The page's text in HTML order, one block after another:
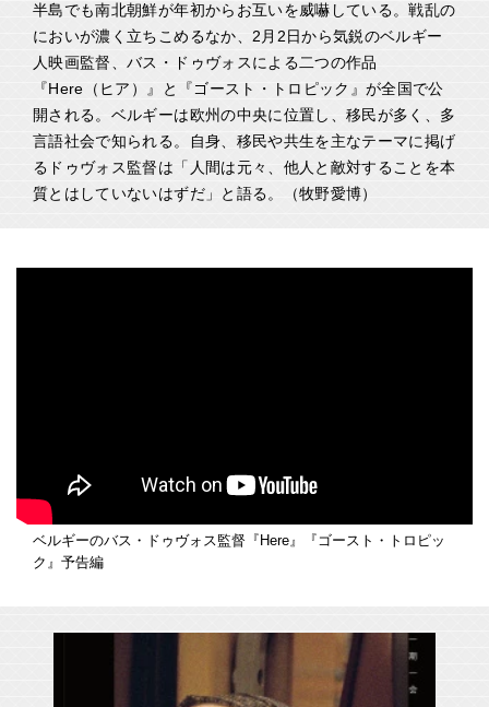
半島でも南北朝鮮が年初からお互いを威嚇している。戦乱の
においが濃く立ちこめるなか、2月2日から気鋭のベルギー
人映画監督、バス・ドゥヴォスによる二つの作品
『Here（ヒア）』と『ゴースト・トロピック』が全国で公
開される。ベルギーは欧州の中央に位置し、移民が多く、多
言語社会で知られる。自身、移民や共生を主なテーマに掲げ
るドゥヴォス監督は「人間は元々、他人と敵対することを本
質とはしていないはずだ」と語る。（牧野愛博）
ベルギーのバス・ドゥヴォス監督『Here』『ゴースト・トロピッ
ク』予告編